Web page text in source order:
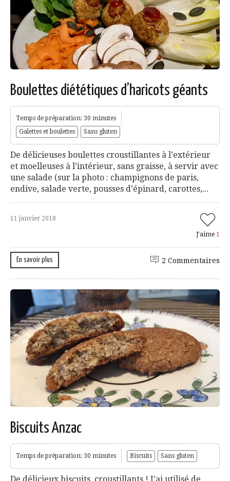
Boulettes diététiques d’haricots géants
Temps de préparation: 30 minutes
Galettes et boulettes
Sans gluten
De délicieuses boulettes croustillantes à l’extérieur
et moelleuses à l’intérieur, sans graisse, à servir avec
une salade (sur la photo : champignons de paris,
endive, salade verte, pousses d’épinard, carottes,...
11 janvier 2018
J'aime 1
En savoir plus 2 Commentaires
Biscuits Anzac
Temps de préparation: 30 minutes Biscuits Sans gluten